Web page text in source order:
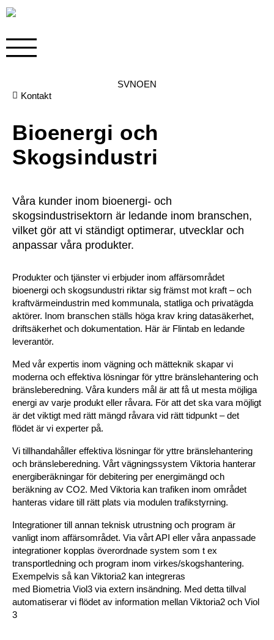
SVNOEN
Kontakt
Bioenergi och
Skogsindustri
Våra kunder inom bioenergi- och
skogsindustrisektorn är ledande inom branschen,
vilket gör att vi ständigt optimerar, utvecklar och
anpassar våra produkter.
Produkter och tjänster vi erbjuder inom affärsområdet
bioenergi och skogsundustri riktar sig främst mot kraft – och
kraftvärmeindustrin med kommunala, statliga och privatägda
aktörer. Inom branschen ställs höga krav kring datasäkerhet,
driftsäkerhet och dokumentation. Här är Flintab en ledande
leverantör.
Med vår expertis inom vägning och mätteknik skapar vi
moderna och effektiva lösningar för yttre bränslehantering och
bränsleberedning. Våra kunders mål är att få ut mesta möjliga
energi av varje produkt eller råvara. För att det ska vara möjligt
är det viktigt med rätt mängd råvara vid rätt tidpunkt – det
flödet är vi experter på.
Vi tillhandahåller effektiva lösningar för yttre bränslehantering
och bränsleberedning. Vårt vägningssystem Viktoria hanterar
energiberäkningar för debitering per energimängd och
beräkning av CO2. Med Viktoria kan trafiken inom området
hanteras vidare till rätt plats via modulen trafikstyrning.
Integrationer till annan teknisk utrustning och program är
vanligt inom affärsområdet. Via vårt API eller våra anpassade
integrationer kopplas överordnade system som t ex
transportledning och program inom virkes/skogshantering.
Exempelvis så kan Viktoria2 kan integreras
med Biometria Viol3 via extern insändning. Med detta tillval
automatiserar vi flödet av information mellan Viktoria2 och Viol
3